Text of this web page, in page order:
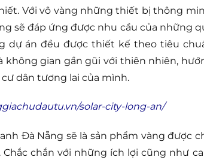
Với vô vàng những thiết bị thông
sẽ đáp ứng được nhu cầu của những
dự án đều được thiết kế theo tiêu
gian gần gũi với thiên nhiên,
dân tương lai của mình.
solar-city-long-an/
Đà Nẵng sẽ là sản phẩm vàng được
chắn với những ích lợi cũng như